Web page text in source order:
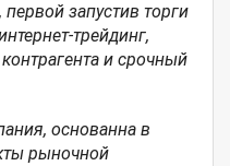
запустив торги
трейдинг,
и срочный
основаннaв
рыночной